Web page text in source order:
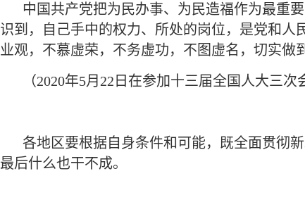
中国共产党把为民办事、为民造福作为最重
识到，自己手中的权力、所处的岗位，是党和
业观，不慕虚荣，不务虚功，不图虚名，切实做
（2020年5月22日在参加十三届全国人大三
各地区要根据自身条件和可能，既全面贯彻
最后什么也干不成。